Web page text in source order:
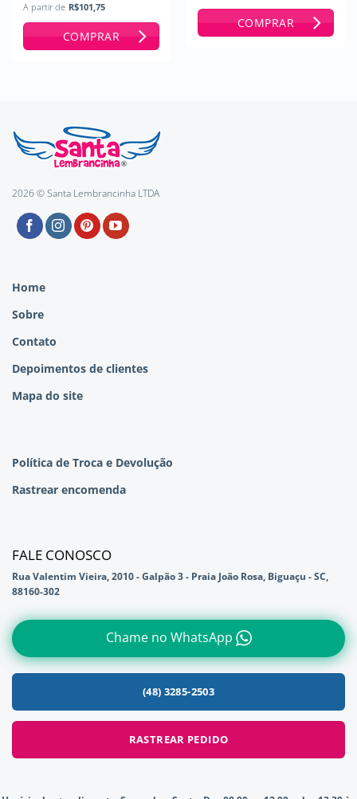
A partir de R$101,75
COMPRAR
COMPRAR
2026 © Santa Lembrancinha LTDA
Home
Sobre
Contato
Depoimentos de clientes
Mapa do site
Política de Troca e Devolução
Rastrear encomenda
FALE CONOSCO
Rua Valentim Vieira, 2010 - Galpão 3 - Praia João Rosa, Biguaçu - SC,
88160-302
Chame no WhatsApp
(48) 3285-2503
RASTREAR PEDIDO